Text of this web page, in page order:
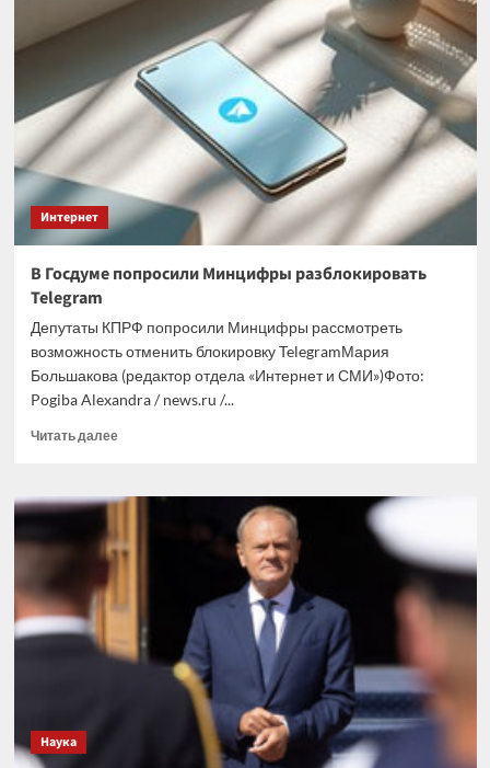
парня
девушку
задуматься
о
расставании
ним
Интернет
В Госдуме попросили Минцифры разблокировать
Telegram
Депутаты КПРФ попросили Минцифры рассмотреть
возможность отменить блокировку TelegramМария
Большакова (редактор отдела «Интернет и СМИ»)Фото:
Pogiba Alexandra / news.ru /...
Читать далееПрочитать
В
попросили
Минцифры
Наука